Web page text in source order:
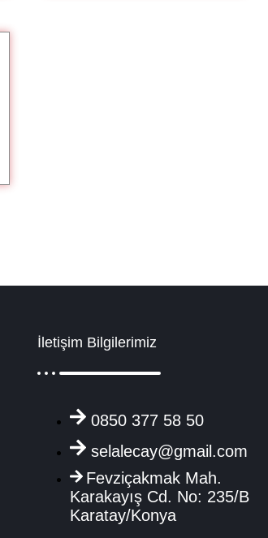
İletişim Bilgilerimiz
0850 377 58 50
selalecay@gmail.com
Fevziçakmak Mah.
Karakayış Cd. No: 235/B
Karatay/Konya